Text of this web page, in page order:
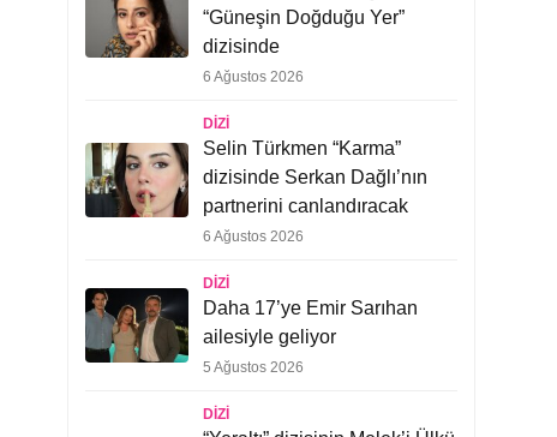
“Güneşin Doğduğu Yer”
dizisinde
6 Ağustos 2026
DIZI
Selin Türkmen “Karma”
dizisinde Serkan Dağlı’nın
partnerini canlandıracak
6 Ağustos 2026
DIZI
Daha 17’ye Emir Sarıhan
ailesiyle geliyor
5 Ağustos 2026
DIZI